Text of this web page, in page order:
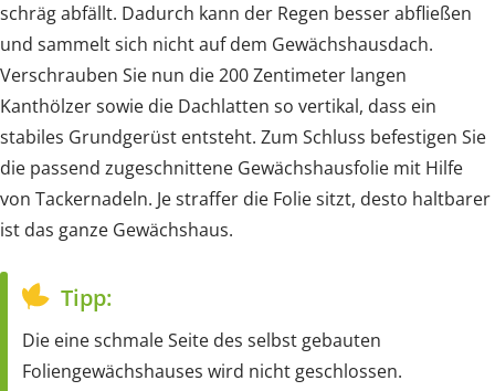
schräg abfällt. Dadurch kann der Regen besser abfließen
und sammelt sich nicht auf dem Gewächshausdach.
Verschrauben Sie nun die 200 Zentimeter langen
Kanthölzer sowie die Dachlatten so vertikal, dass ein
stabiles Grundgerüst entsteht. Zum Schluss befestigen Sie
die passend zugeschnittene Gewächshausfolie mit Hilfe
von Tackernadeln. Je straffer die Folie sitzt, desto haltbarer
ist das ganze Gewächshaus.
Tipp:
Die eine schmale Seite des selbst gebauten
Foliengewächshauses wird nicht geschlossen.